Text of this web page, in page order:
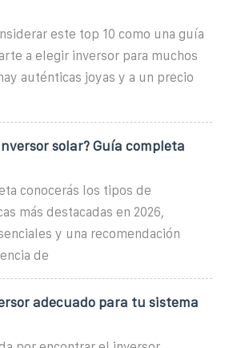
este top 10 como una guía
a elegir inversor para muchos
auténticas joyas y a un precio
solar? Guía completa
conocerás los tipos de
más destacadas en 2026,
y una recomendación
de
adecuado para tu sistema